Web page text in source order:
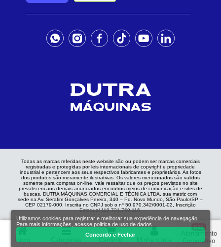
Início
B2B
Atendimento
Corporativo
Todas as marcas referidas neste website são ou podem ser marcas comerciais
registradas e protegidas por leis internacionais de copyright e propriedade
industrial e pertencem aos seus respectivos fabricantes e proprietários. As fotos
dos produtos são meramente ilustrativas. Os valores mencionados são validos
somente para compras on-line, vale ressaltar que os preços previstos no site
prevalecem aos demais anunciados em outros meios de comunicação e sites de
buscas. DUTRA MÁQUINAS COMERCIAL E TÉCNICA LTDA, sua matriz com
sede na Av. Serafim Gonçalves Pereira, 340 – Pq. Novo Mundo, São Paulo/SP –
CEP 02179-000. Inscrita no CNPJ sob o nº 50.970.342/0001-02, Inscrição
Estadual 110.721.769.116.
Utilizamos cookies para registrar e melhorar sua experiência de navegação.
Para mais informações, acessepolítica de uso de dados
Concordo e Fechar